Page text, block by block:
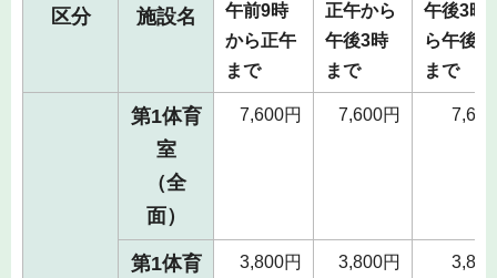
区分 施設名
午前9時
から正午
まで
正午から
午後3時
まで
午後3時
ら午後6
まで
第1体育
室
（全
面）
7,600円 7,600円
第1体育 3,800円 3,800円